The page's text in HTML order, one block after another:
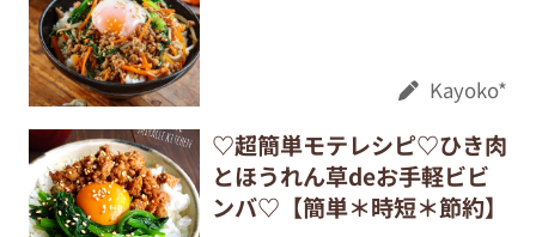
Kayoko*
♡超簡単モテレシピ♡ひき肉
とほうれん草deお手軽ビビ
ンバ♡【簡単＊時短＊節約】